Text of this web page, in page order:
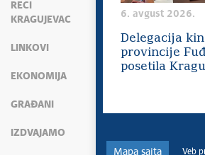
RECI
KRAGUJEVAC
LINKOVI
EKONOMIJA
GRAĐANI
IZDVAJAMO
6. avgust 2026.
Delegacija
provincije
posetila
Mapa sajta Veb